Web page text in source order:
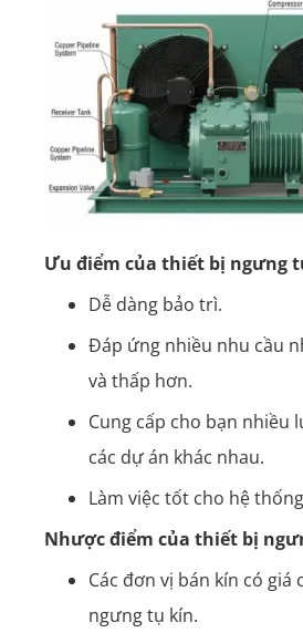
Ưu điểm của thiết bị ngưng
Dễ dàng bảo trì.
Đáp ứng nhiều nhu cầu
và thấp hơn.
Cung cấp cho bạn nhiều
các dự án khác nhau.
Làm việc tốt cho hệ
Nhược điểm của thiết bị
Các đơn vị bán kín có giá
ngưng tụ kín.